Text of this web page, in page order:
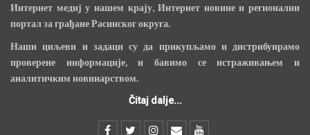
Интернет медиј у нашем крају, Интернет новине и регионални
портал за грађане Расинског округа.
Наши циљеви и задаци су да прикупљамо и дистрибуирамо
проверене информације, и бавимо се истраживањем и
аналитичким новинарством.
Čitaj dalje...